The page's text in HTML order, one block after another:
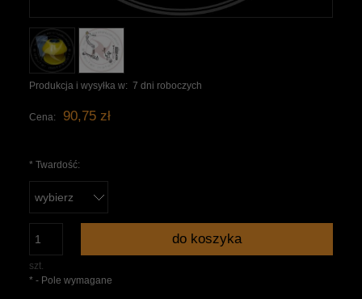
Produkcja i wysyłka w: 7 dni roboczych
Cena: 90,75 zł
* Twardość:
szt.
do koszyka
* - Pole wymagane